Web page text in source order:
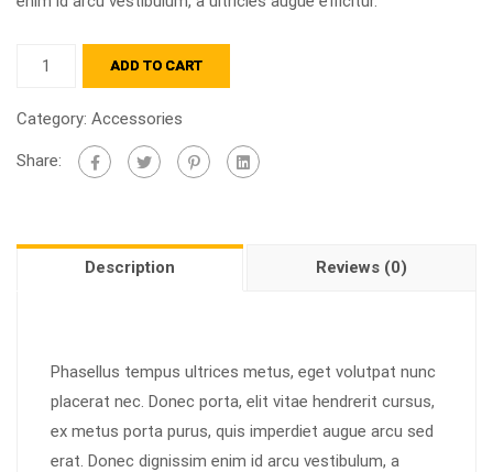
ADD TO CART
Category: Accessories
Share:
Description Reviews (0)
Phasellus tempus ultrices metus, eget volutpat nunc
placerat nec. Donec porta, elit vitae hendrerit cursus,
ex metus porta purus, quis imperdiet augue arcu sed
erat. Donec dignissim enim id arcu vestibulum, a